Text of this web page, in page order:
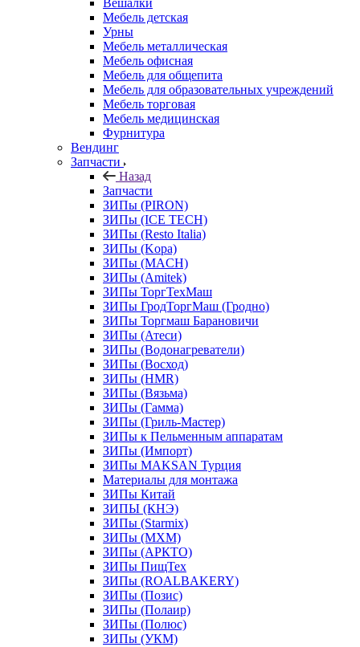
Вешалки
Мебель детская
Урны
Мебель металлическая
Мебель офисная
Мебель для общепита
Мебель для образовательных учреждений
Мебель торговая
Мебель медицинская
Фурнитура
Вендинг
Запчасти
Назад
Запчасти
ЗИПы (PIRON)
ЗИПы (ICE TECH)
ЗИПы (Resto Italia)
ЗИПы (Kopa)
ЗИПы (MACH)
ЗИПы (Amitek)
ЗИПы ТоргТехМаш
ЗИПы ГродТоргМаш (Гродно)
ЗИПы Торгмаш Барановичи
ЗИПы (Атеси)
ЗИПы (Водонагреватели)
ЗИПы (Восход)
ЗИПы (HMR)
ЗИПы (Вязьма)
ЗИПы (Гамма)
ЗИПы (Гриль-Мастер)
ЗИПы к Пельменным аппаратам
ЗИПы (Импорт)
ЗИПы MAKSAN Турция
Материалы для монтажа
ЗИПы Китай
ЗИПЫ (КНЭ)
ЗИПы (Starmix)
ЗИПы (МХМ)
ЗИПы (АРКТО)
ЗИПы ПищТех
ЗИПы (ROALBAKERY)
ЗИПы (Позис)
ЗИПы (Полаир)
ЗИПы (Полюс)
ЗИПы (УКМ)